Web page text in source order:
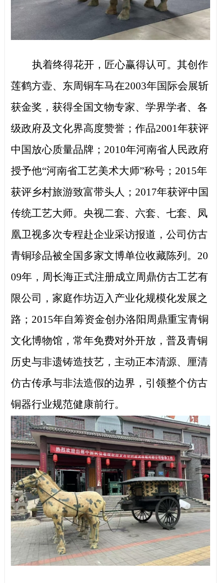
执着终得花开，匠心赢得认可。其创作
莲鹤方壶、东周铜车马在2003年国际会展斩
获金奖，获得全国文物专家、学界学者、各
级政府及文化界高度赞誉；作品2001年获评
中国放心质量品牌；2010年河南省人民政府
授予他“河南省工艺美术大师”称号；2015年
获评乡村旅游致富带头人；2017年获评中国
传统工艺大师。央视二套、六套、七套、凤
凰卫视多次专程赴企业采访报道，公司仿古
青铜珍品被全国多家文博单位收藏陈列。20
09年，周长海正式注册成立周鼎仿古工艺有
限公司，家庭作坊迈入产业化规模化发展之
路；2015年自筹资金创办洛阳周鼎重宝青铜
文化博物馆，常年免费对外开放，普及青铜
历史与非遗铸造技艺，主动正本清源、厘清
仿古传承与非法造假的边界，引领整个仿古
铜器行业规范健康前行。